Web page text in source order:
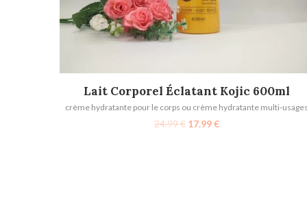
AJOUTER AU PANIER
Lait Corporel Éclatant Kojic 600ml
crème hydratante pour le corps ou crème hydratante multi-
24.99€ 17.99€